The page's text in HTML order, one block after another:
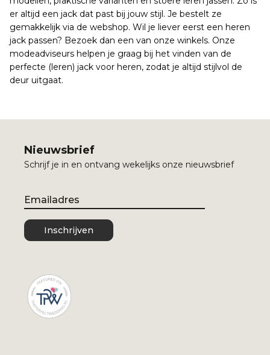
er altijd een jack dat past bij jouw stijl. Je bestelt ze
gemakkelijk via de webshop. Wil je liever eerst een heren
jack passen? Bezoek dan een van onze winkels. Onze
modeadviseurs helpen je graag bij het vinden van de
perfecte (leren) jack voor heren, zodat je altijd stijlvol de
deur uitgaat.
Nieuwsbrief
Schrijf je in en ontvang wekelijks onze nieuwsbrief
Email
Inschrijven